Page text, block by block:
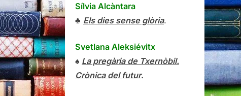
Sílvia Alcàntara
♣ Els dies sense glòria.
Svetlana Aleksiévitx
♠ La pregària de Txernòbil.
Crònica del futur.